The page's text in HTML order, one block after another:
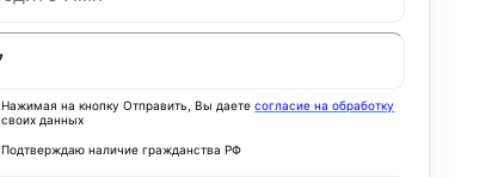
Нажимая на кнопку Отправить, Вы даетесогласие на обработку
своих данных
Подтверждаю наличие гражданства РФ